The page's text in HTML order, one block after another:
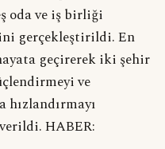
oda ve iş birliği
gerçekleştirildi. En
geçirerek iki şehir
ve
HABER: